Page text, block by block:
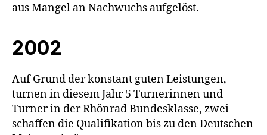
aus Mangel an Nachwuchs aufgelöst.
2002
Auf Grund der konstant guten Leistungen,
turnen in diesem Jahr 5 Turnerinnen und
Turner in der Rhönrad Bundesklasse, zwei
schaffen die Qualifikation bis zu den Deutschen